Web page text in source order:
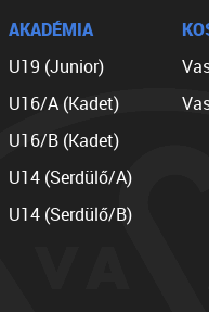
AKADÉMIA
U19 (Junior)
U16/A (Kadet)
U16/B (Kadet)
U14 (Serdülő/A)
U14 (Serdülő/B)